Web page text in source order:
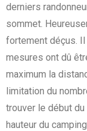
derniers
sommet.
fortement déçus. Il
mesures ont dû
maximum la
limitation du
trouver le début
hauteur du